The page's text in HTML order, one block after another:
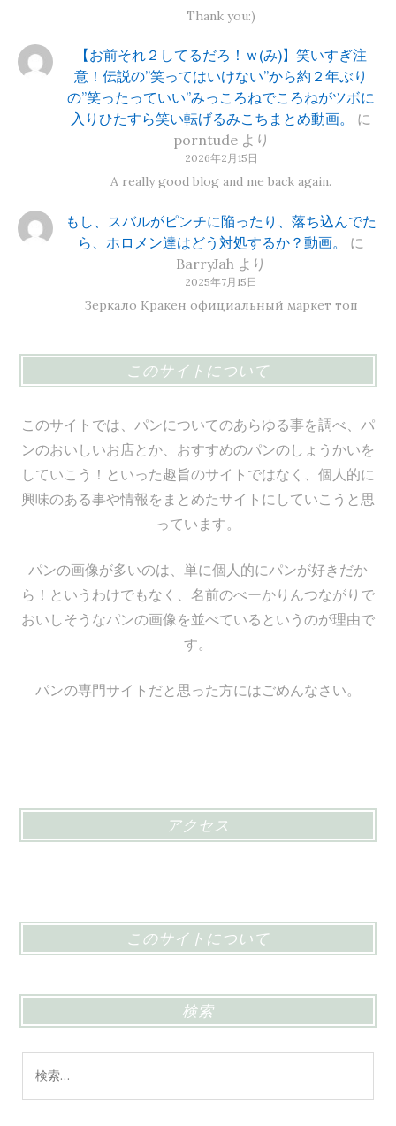
Thank you:)
【お前それ２してるだろ！ｗ(み)】笑いすぎ注
意！伝説の”笑ってはいけない”から約２年ぶり
の”笑ったっていい”みっころねでころねがツボに
入りひたすら笑い転げるみこちまとめ動画。
に
porntudeより
2026年2月15日
A really good blog and me back again.
もし、スバルがピンチに陥ったり、落ち込んでた
ら、ホロメン達はどう対処するか？動画。
に
BarryJah より
2025年7月15日
Зеркало Кракен официальный маркет топ
このサイトについて
このサイトでは、パンについてのあらゆる事を調べ、パ
ンのおいしいお店とか、おすすめのパンのしょうかいを
していこう！といった趣旨のサイトではなく、個人的に
興味のある事や情報をまとめたサイトにしていこうと思
っています。
パンの画像が多いのは、単に個人的にパンが好きだか
ら！というわけでもなく、名前のべーかりんつながりで
おいしそうなパンの画像を並べているというのが理由で
す。
パンの専門サイトだと思った方にはごめんなさい。
アクセス
このサイトについて
検索